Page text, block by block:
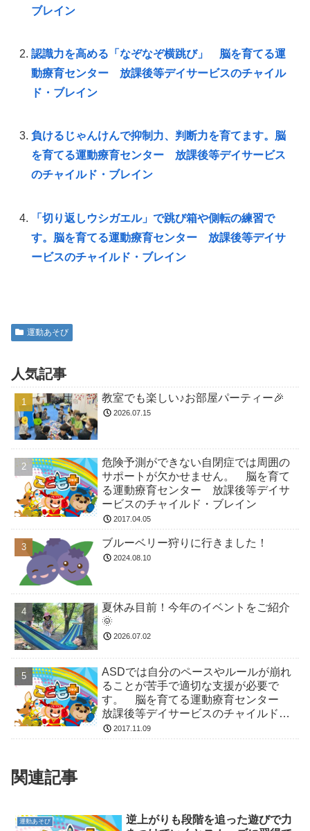
ブレイン
認識力を高める「なぞなぞ横跳び」 脳を育てる運
動療育センター 放課後等デイサービスのチャイル
ド・ブレイン
負けるじゃんけんで抑制力、判断力を育てます。脳
を育てる運動療育センター 放課後等デイサービス
のチャイルド・ブレイン
「切り返しウシガエル」で跳び箱や側転の練習で
す。脳を育てる運動療育センター 放課後等デイサ
ービスのチャイルド・ブレイン
運動あそび
人気記事
教室でも楽しい♪お部屋パーティー🎉
2026.07.15
危険予測ができない自閉症では周囲の
サポートが欠かせません。 脳を育て
る運動療育センター 放課後等デイサ
ービスのチャイルド・ブレイン
2017.04.05
ブルーベリー狩りに行きました！
2024.08.10
夏休み目前！今年のイベントをご紹介
🌞
2026.07.02
ASDでは自分のペースやルールが崩れ
ることが苦手で適切な支援が必要で
す。 脳を育てる運動療育センター
放課後等デイサービスのチャイルド・
ブレイン
2017.11.09
関連記事
運動あそび
逆上がりも段階を追った遊びで力